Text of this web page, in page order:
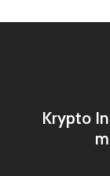
Krypto